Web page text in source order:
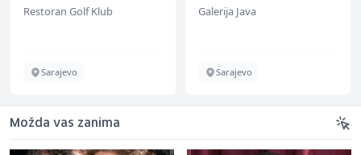
Restoran Golf Klub
Sarajevo
Galerija Java
Sarajevo
Možda vas zanima